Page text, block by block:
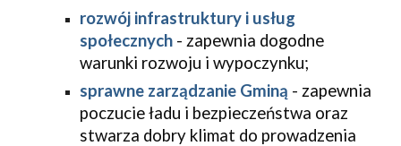
rozwój infrastruktury i usług
społecznych - zapewnia dogodne
warunki rozwoju i wypoczynku;
sprawne zarządzanie Gminą - zapewnia
poczucie ładu i bezpieczeństwa oraz
stwarza dobry klimat do prowadzenia